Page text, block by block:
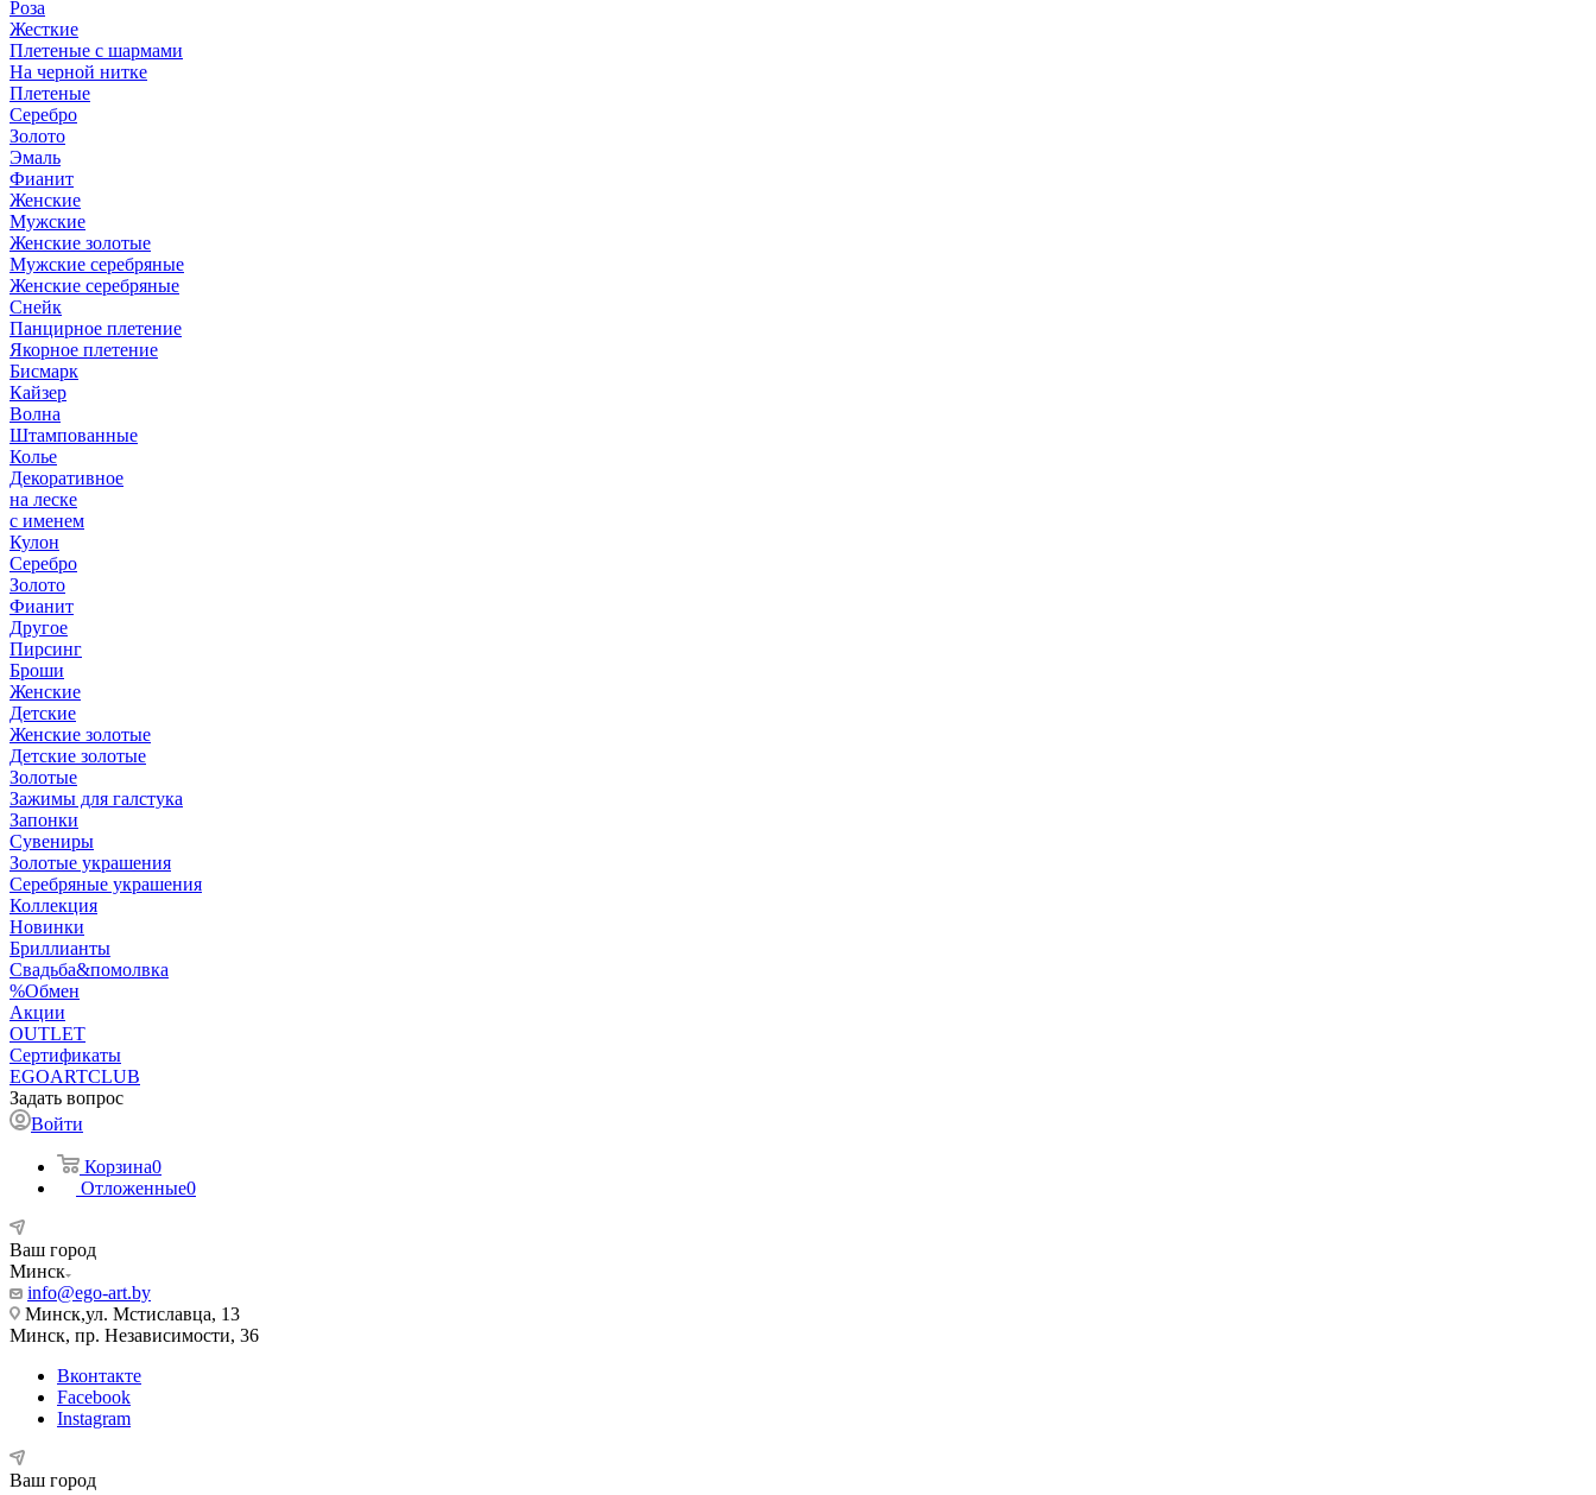
Роза
Жесткие
Плетеные с шармами
На черной нитке
Плетеные
Серебро
Золото
Эмаль
Фианит
Женские
Мужские
Женские золотые
Мужские серебряные
Женские серебряные
Снейк
Панцирное плетение
Якорное плетение
Бисмарк
Кайзер
Волна
Штампованные
Колье
Декоративное
на леске
с именем
Кулон
Серебро
Золото
Фианит
Другое
Пирсинг
Броши
Женские
Детские
Женские золотые
Детские золотые
Золотые
Зажимы для галстука
Запонки
Сувениры
Золотые украшения
Серебряные украшения
Коллекция
Новинки
Бриллианты
Свадьба&помолвка
%Обмен
Акции
OUTLET
Сертификаты
EGOARTCLUB
Задать вопрос
Войти
Корзина0
Отложенные0
Ваш город
Минск
info@ego-art.by
Минск,ул. Мстиславца, 13
Минск, пр. Независимости, 36
Вконтакте
Facebook
Instagram
Ваш город